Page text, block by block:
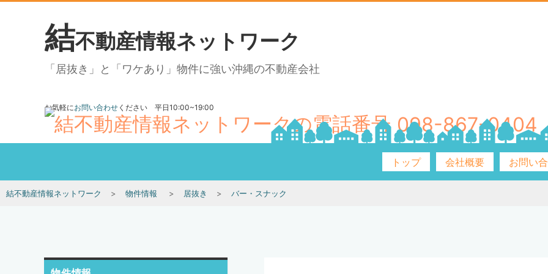
結不動産情報ネットワーク
「居抜き」と「ワケあり」物件に強い沖縄の不動産会社
お気軽にお問い合わせ ください 平日10:00~19:00
098-867-0404
トップ 会社概要 お問い
結不動産情報ネットワーク 物件情報 居抜き バー・スナック